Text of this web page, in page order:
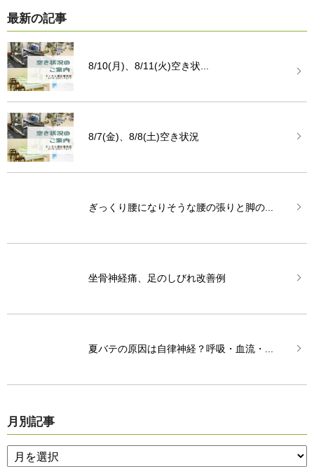
最新の記事
8/10(月)、8/11(火)空き状...
8/7(金)、8/8(土)空き状況
ぎっくり腰になりそうな腰の張りと脚の...
坐骨神経痛、足のしびれ改善例
夏バテの原因は自律神経？呼吸・血流・...
月別記事